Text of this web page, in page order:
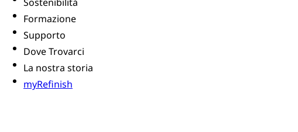
Formazione
Supporto
Dove Trovarci
La nostra storia
myRefinish